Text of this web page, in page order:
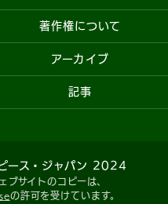
著作権について
アーカイブ
記事
ース・ジャパン 2024
ブサイトのコピーは、
の許可を受けています。